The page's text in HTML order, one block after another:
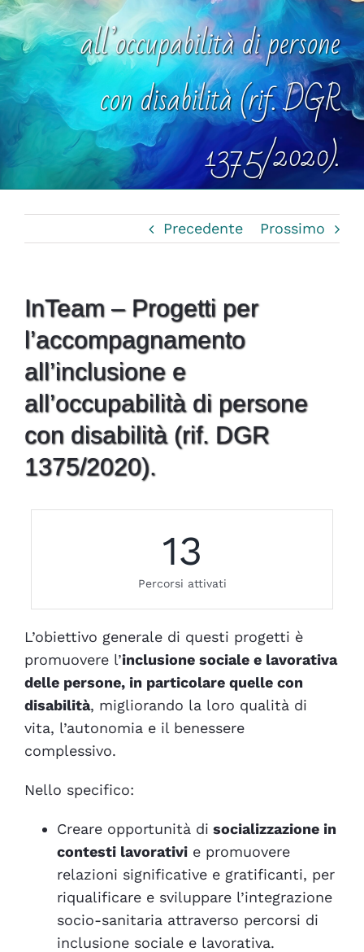
all’occupabilità di persone
con disabilità (rif. DGR
1375/2020).
Precedente Prossimo
InTeam – Progetti per
l’accompagnamento
all’inclusione e
all’occupabilità di persone
con disabilità (rif. DGR
1375/2020).
13
Percorsi attivati
L’obiettivo generale di questi progetti è
promuovere l’inclusione sociale e lavorativa
delle persone, in particolare quelle con
disabilità, migliorando la loro qualità di
vita, l’autonomia e il benessere
complessivo.
Nello specifico:
Creare opportunità di socializzazione in
contesti lavorativie promuovere
relazioni significative e gratificanti, per
riqualificare e sviluppare l’integrazione
socio-sanitaria attraverso percorsi di
inclusione sociale e lavorativa.